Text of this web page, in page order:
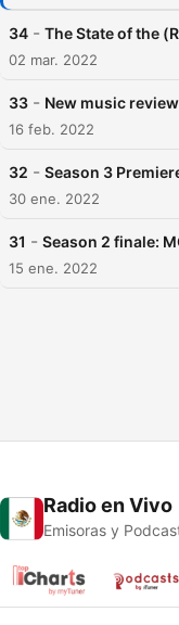
34 - The State of the
02 mar. 2022
33 - New music
16 feb. 2022
32 - Season 3
30 ene. 2022
31 - Season 2 finale:
15 ene. 2022
Radio en Vivo
Emisoras y